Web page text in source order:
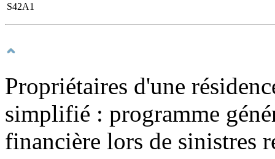
S42A1
Propriétaires d'une
simplifié : programme
financière lors de sinistres